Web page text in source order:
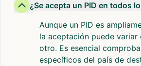
¿Se acepta un PID en todos
Aunque un PID es
la aceptación puede variar
otro. Es esencial
específicos del país de